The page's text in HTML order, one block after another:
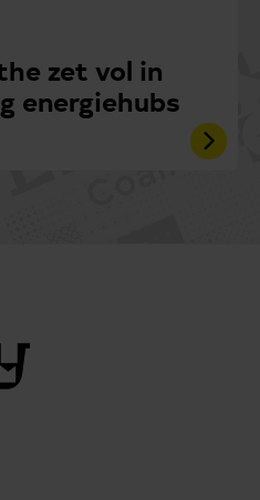
zet vol in
energiehubs